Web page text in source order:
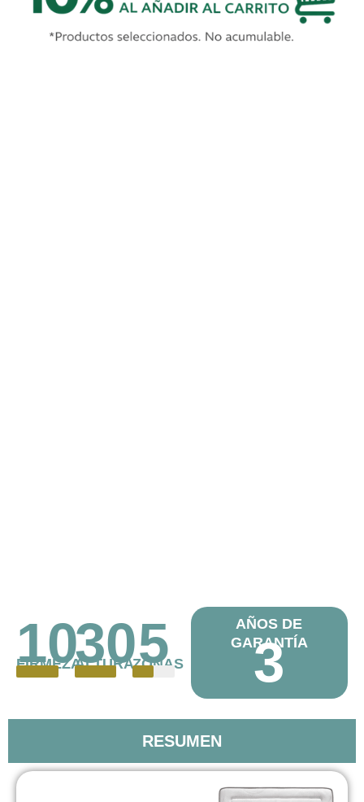
10
FIRMEZA30
ALTURA 5
ZONAS
AÑOS DE
GARANTÍA
3
RESUMEN